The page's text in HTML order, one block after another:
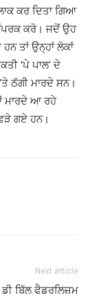
ਕਰ ਦਿਤਾ ਗਿਆ
ਕਰੋ। ਜਦੋਂ ਉਹ
ਤਾਂ ਉਨ੍ਹਾਂ ਲੋਕਾਂ
‘ਪੇ ਪਾਲ’ ਦੇ
ਠੱਗੀ ਮਾਰਦੇ ਸਨ।
ਮਾਰਦੇ ਆ ਰਹੇ
ਗਏ ਹਨ।
Next article
ਬਿੱਲ ਫੈਡਰਲਿਜ਼ਮ